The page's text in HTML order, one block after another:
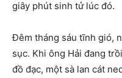
giây phút sinh tử lúc đó.
Đêm tháng sáu tĩnh gió,
sục. Khi ông Hải đang
đồ đạc, một sà lan cát